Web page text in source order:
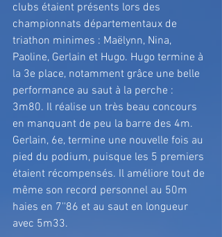
clubs étaient présents lors des
championnats départementaux de
triathon minimes : Maëlynn, Nina,
Paoline, Gerlain et Hugo. Hugo termine à
la 3e place, notamment grâce une belle
performance au saut à la perche :
3m80. Il réalise un très beau concours
en manquant de peu la barre des 4m.
Gerlain, 6e, termine une nouvelle fois au
pied du podium, puisque les 5 premiers
étaient récompensés. Il améliore tout de
même son record personnel au 50m
haies en 7''86 et au saut en longueur
avec 5m33.